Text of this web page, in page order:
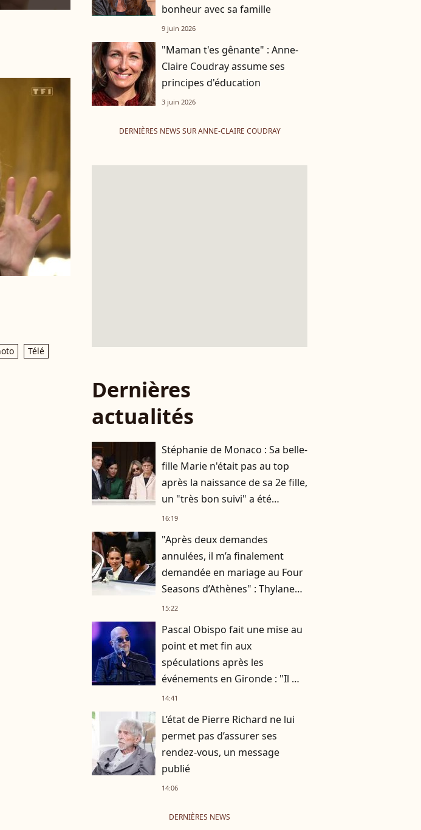
Télé
bonheur avec sa famille
9 juin 2026
"Maman t'es gênante" : Anne-
Claire Coudray assume ses
principes d'éducation
3 juin 2026
DERNIÈRES NEWS SUR ANNE-CLAIRE COUDRAY
Dernières
actualités
Stéphanie de Monaco : Sa belle-
fille Marie n'était pas au top
après la naissance de sa 2e fille,
un "très bon suivi" a été
nécessaire
16:19
"Après deux demandes
annulées, il m’a finalement
demandée en mariage au Four
Seasons d’Athènes" : Thylane
Blondeau raconte ses
15:22
Pascal Obispo fait une mise au
point et met fin aux
spéculations après les
événements en Gironde : "Il me
semble important de
14:41
L’état de Pierre Richard ne lui
permet pas d’assurer ses
rendez-vous, un message
publié
14:06
DERNIÈRES NEWS